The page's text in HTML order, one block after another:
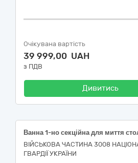
Очікувана вартість
39 999,00 UAH
з ПДВ
Дивитись
ВІЙСЬКОВА ЧАСТИНА 3008
ГВАРДІЇ УКРАЇНИ